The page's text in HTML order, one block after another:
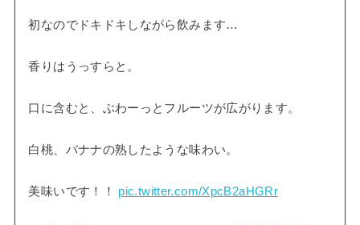
初なのでドキドキしながら飲みます…
香りはうっすらと。
口に含むと、ぶわーっとフルーツが広がります。
白桃、バナナの熟したような味わい。
美味いです！！ pic.twitter.com/XpcB2aHGRr